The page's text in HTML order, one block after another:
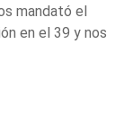
mandató el
en el 39 y nos